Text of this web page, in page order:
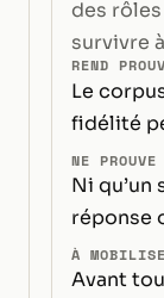
des
survivre
REND
Le
fidélité
NE PROUVE
Ni qu’un
réponse
À
Avant